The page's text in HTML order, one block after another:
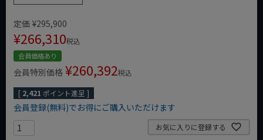
定価 ¥295,900
¥266,310税込
会員価格あり
会員特別価格 ¥260,392税込
[ 2,421 ポイント進呈 ]
会員登録(無料)でお得にご購入いただけます
お気に入りに登録する